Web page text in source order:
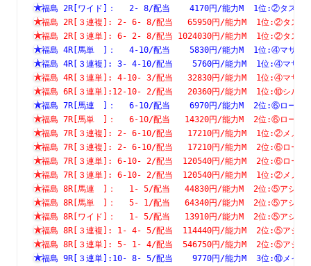
福島 2R[ワイド]：　 2- 8/配当    4170円/能力M  1位
福島 2R[３連複]: 2- 6- 8/配当   65950円/能力M  1位
福島 2R[３連単]: 6- 2- 8/配当 1024030円/能力M  1位
福島 4R[馬単　]：　 4-10/配当    5830円/能力M  1
福島 4R[３連複]: 3- 4-10/配当    5760円/能力M  1
福島 4R[３連単]: 4-10- 3/配当   32830円/能力M  1
福島 6R[３連単]:12-10- 2/配当   20360円/能力M
福島 7R[馬連　]：　 6-10/配当    6970円/能力M
福島 7R[馬単　]：　 6-10/配当   14320円/能力M
福島 7R[３連複]: 2- 6-10/配当   17210円/能力M
福島 7R[３連複]: 2- 6-10/配当   17210円/能力M
福島 7R[３連単]: 6-10- 2/配当  120540円/能力M
福島 7R[３連単]: 6-10- 2/配当  120540円/能力M
福島 8R[馬連　]：　 1- 5/配当   44830円/能力M  2
福島 8R[馬単　]：　 5- 1/配当   64340円/能力M  2
福島 8R[ワイド]：　 1- 5/配当   13910円/能力M  2
福島 8R[３連複]: 1- 4- 5/配当  114440円/能力M  2
福島 8R[３連単]: 5- 1- 4/配当  546750円/能力M  2
福島 9R[３連単]:10- 8- 5/配当    9770円/能力M  3位